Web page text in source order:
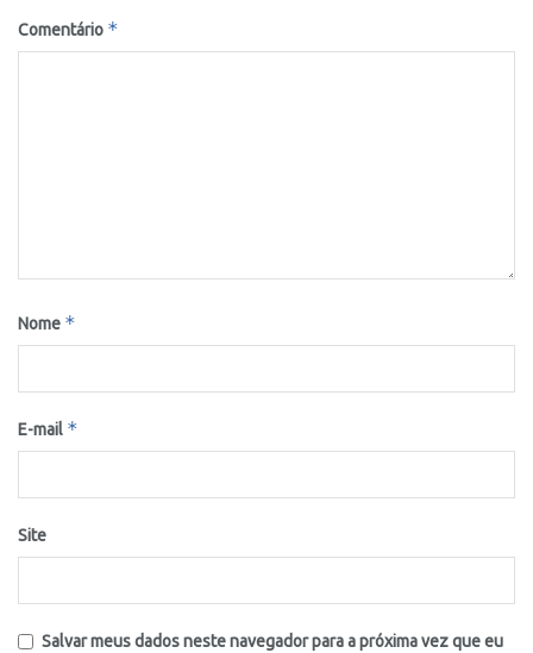
Comentário *
Nome *
E-mail *
Site
Salvar meus dados neste navegador para a próxima vez que eu